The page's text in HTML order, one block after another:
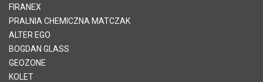
FIRANEX
PRALNIA CHEMICZNA MATCZAK
ALTER EGO
BOGDAN GLASS
GEOZONE
KOLET